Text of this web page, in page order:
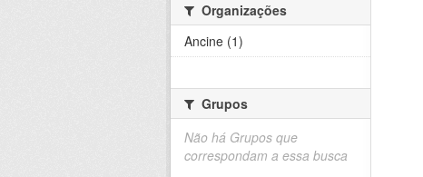
Organizações
Ancine (1)
Grupos
Não há Grupos que
correspondam a essa busca